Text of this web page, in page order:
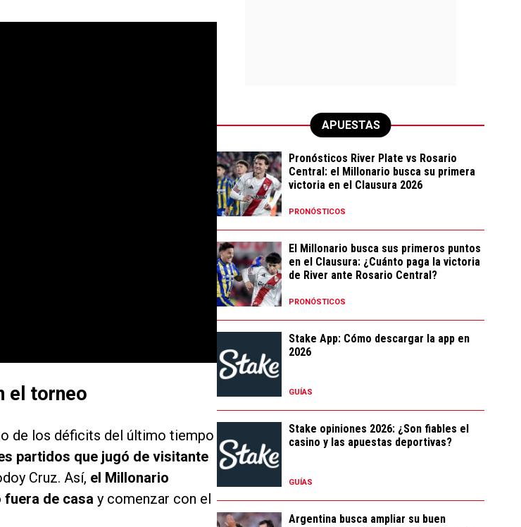
el torneo
de los déficits del último tiempo
partidos que jugó de visitante
Cruz. Así, el Millonario
fuera de casa y comenzar con el
APUESTAS
Pronósticos River Plate vs Rosario
Central: el Millonario busca su primera
victoria en el Clausura 2026
PRONÓSTICOS
El Millonario busca sus primeros puntos
en el Clausura: ¿Cuánto paga la victoria
de River ante Rosario Central?
PRONÓSTICOS
Stake App: Cómo descargar la app en
2026
GUÍAS
Stake opiniones 2026: ¿Son fiables el
casino y las apuestas deportivas?
GUÍAS
Argentina busca ampliar su buen